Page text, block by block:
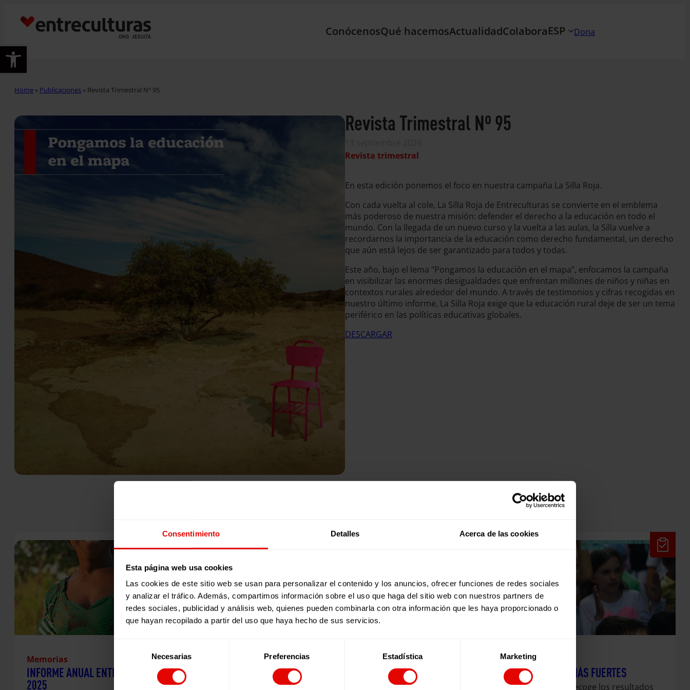
Consentimiento Detalles Acerca de las cookies
Esta página web usa cookies
Las cookies de este sitio web se usan para personalizar el contenido y los anuncios, ofrecer funciones de redes sociales
y analizar el tráfico. Además, compartimos información sobre el uso que haga del sitio web con nuestros partners de
redes sociales, publicidad y análisis web, quienes pueden combinarla con otra información que les haya proporcionado o
que hayan recopilado a partir del uso que haya hecho de sus servicios.
consentimiento
Necesarias Preferencias Estadística Marketing
Abrir barra de herramientas
ConócenosQué hacemosActualidadColaboraESP Dona
Home » Publicaciones » Revista Trimestral Nº 95
Revista Trimestral Nº 95
Revista trimestral
En esta edición ponemos el foco en nuestra campaña La Silla Roja.
Con cada vuelta al cole, La Silla Roja de Entreculturas se convierte en el emblema
más poderoso de nuestra misión: defender el derecho a la educación en todo el
mundo. Con la llegada de un nuevo curso y la vuelta a las aulas, la Silla vuelve a
recordarnos la importancia de la educación como derecho fundamental, un derecho
que aún está lejos de ser garantizado para todos y todas.
Este año, bajo el lema “Pongamos la educación en el mapa”, enfocamos la campaña
en visibilizar las enormes desigualdades que enfrentan millones de niños y niñas en
contextos rurales alrededor del mundo. A través de testimonios y cifras recogidas en
nuestro último informe, La Silla Roja exige que la educación rural deje de ser un tema
periférico en las políticas educativas globales.
DESCARGAR
Memorias
INFORME ANUAL ENTRECULTURAS
2025
Revista trimestral
REVISTA TRIMESTRAL Nº 101
En este número de la revista de
Evaluaciones
JUNTAS SOMOS MÁS FUERTES
Esta publicación recoge los resultados